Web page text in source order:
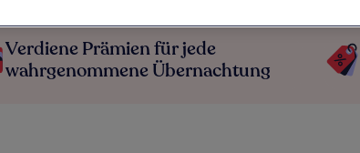
Verdiene Prämien für jede
wahrgenommene Übernachtung